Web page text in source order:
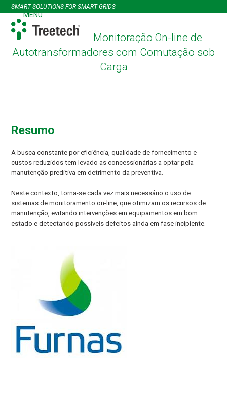
Skip
to
content
SMART SOLUTIONS FOR SMART GRIDS
MENU
Open
mobile
menu
Close
mobile
menu
Monitoração On-line de
Autotransformadores com Comutação sob
Carga
Resumo
A busca constante por eficiência, qualidade de fornecimento e
custos reduzidos tem levado as concessionárias a optar pela
manutenção preditiva em detrimento da preventiva.
Neste contexto, torna-se cada vez mais necessário o uso de
sistemas de monitoramento on-line, que otimizam os recursos de
manutenção, evitando intervenções em equipamentos em bom
estado e detectando possíveis defeitos ainda em fase incipiente.